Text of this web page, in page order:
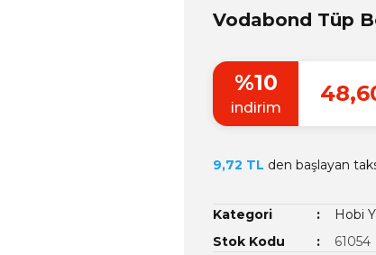
Vodabond Tüp
%10
indirim
9,72 TL den başlayan
Kategori
Hobi
Stok Kodu
61054